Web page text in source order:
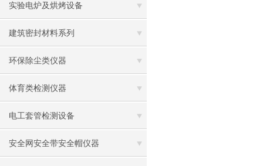
实验电炉及烘烤设备
建筑密封材料系列
环保除尘类仪器
体育类检测仪器
电工套管检测设备
安全网安全带安全帽仪器